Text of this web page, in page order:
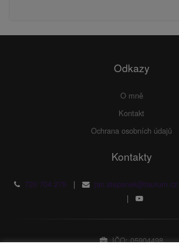
Odkazy
O mně
Kontakt
Ochrana osobních údajů
Kontakty
720 704 275 | jan.stepanek@taurum.cz
|
IČO: 05904498